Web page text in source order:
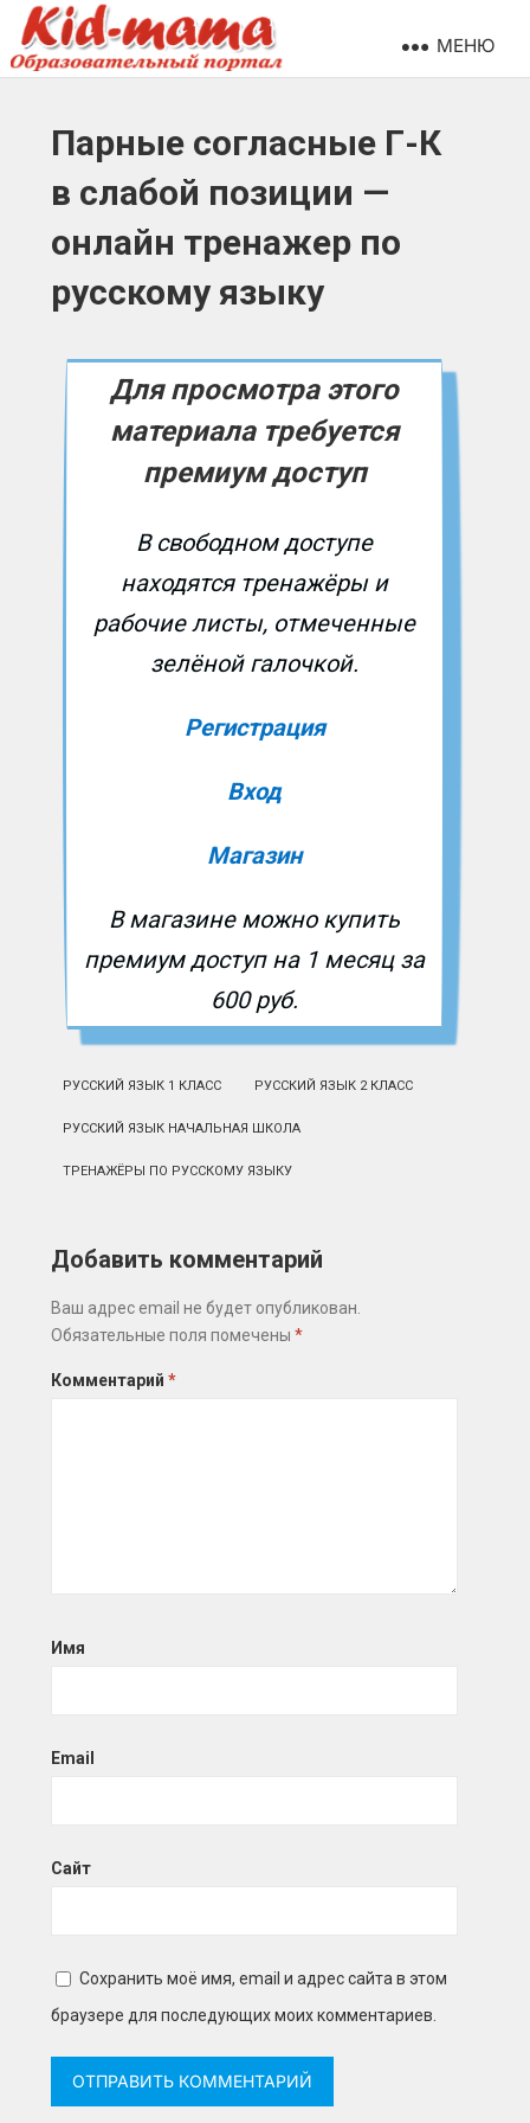
МЕНЮ
Парные согласные Г-К
в слабой позиции —
онлайн тренажер по
русскому языку
Для просмотра этого
материала требуется
премиум доступ
В свободном доступе
находятся тренажёры и
рабочие листы, отмеченные
зелёной галочкой.
Регистрация
Вход
Магазин
В магазине можно купить
премиум доступ на 1 месяц за
600 руб.
РУССКИЙ ЯЗЫК 1 КЛАСС РУССКИЙ ЯЗЫК 2 КЛАСС
РУССКИЙ ЯЗЫК НАЧАЛЬНАЯ ШКОЛА
ТРЕНАЖЁРЫ ПО РУССКОМУ ЯЗЫКУ
Добавить комментарий
Ваш адрес email не будет опубликован.
Обязательные поля помечены*
Комментарий*
Имя
Email
Сайт
Сохранить моё имя, email и адрес сайта в этом
браузере для последующих моих комментариев.